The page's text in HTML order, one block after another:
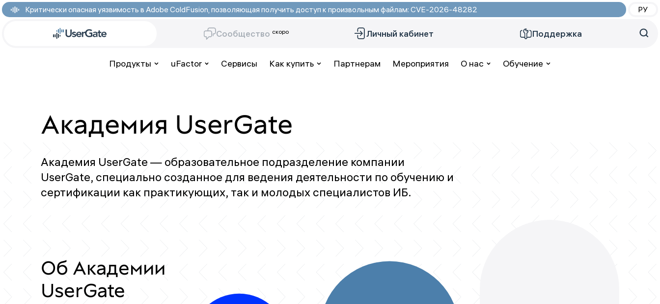
Критически опасная уязвимость в Adobe ColdFusion, позволяющая получить доступ к произвольным файлам: CVE-2026-48282 РУ
Сообщество скоро Личный кабинет Поддержка
Продукты uFactor Сервисы Как купить Партнерам Мероприятия О нас Обучение
Академия UserGate
Академия UserGate — образовательное подразделение компании
UserGate, специально созданное для ведения деятельности по обучению и
сертификации как практикующих, так и молодых специалистов ИБ.
Об Академии
UserGate